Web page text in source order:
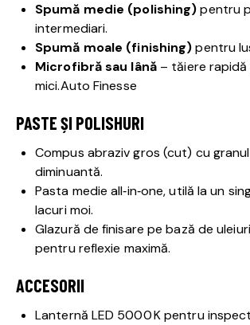
Spumă medie (polishing)pentru
intermediari.
Spumă moale (finishing)pentru
Microfibră sau lână– tăiere rapidă
mici.Auto Finesse
PASTE ȘI POLISHURI
Compus abraziv gros (cut) cu
diminuantă.
Pasta medie all‑in‑one, utilă la un
lacuri moi.
Glazură de finisare pe bază de
pentru reflexie maximă.
ACCESORII
Lanternă LED 5000 K pentru